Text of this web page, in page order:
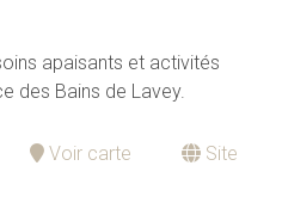
apaisants et activités
des Bains de Lavey.
Voir carte
Site